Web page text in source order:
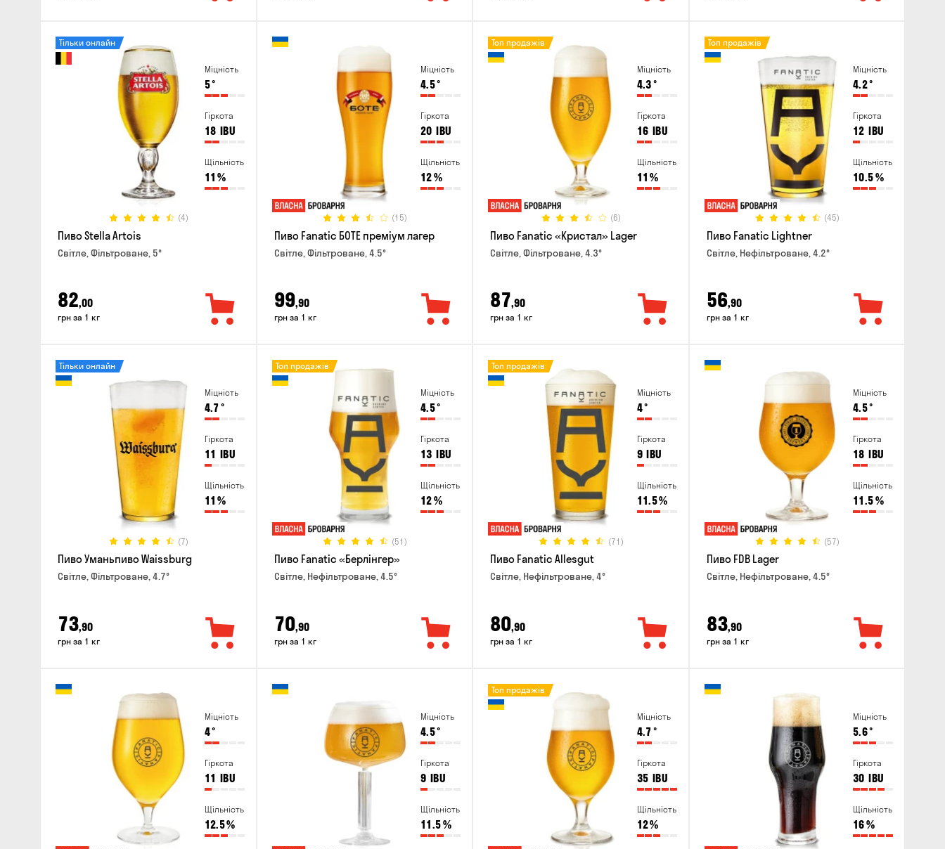
Міцність
5°
Гіркота
18 IBU
Щільність
11 %
(4)
Тільки онлайн
Пиво Stella Artois
Світле, Фільтроване, 5°
82,00
грн за 1 кг
Міцність
4.5°
Гіркота
20 IBU
Щільність
12%
(15)
Пиво Fanatic БОТЕ преміум лагер
Світле, Фільтроване, 4.5°
99,90
грн за 1 кг
Міцність
4.3°
Гіркота
16 IBU
Щільність
11 %
(6)
Топ продажів
Пиво Fanatic «Кристал» Lager
Світле, Фільтроване, 4.3°
87,90
грн за 1 кг
Міцність
4.2°
Гіркота
12 IBU
Щільність
10.5%
(45)
Топ продажів
Пиво Fanatic Lightner
Світле, Нефільтроване, 4.2°
56,90
грн за 1 кг
Міцність
4.7°
Гіркота
11 IBU
Щільність
11 %
(7)
Тільки онлайн
Пиво Уманьпиво Waissburg
Світле, Фільтроване, 4.7°
73,90
грн за 1 кг
Міцність
4.5°
Гіркота
13 IBU
Щільність
12%
(51)
Топ продажів
Пиво Fanatic «Берлінгер»
Світле, Нефільтроване, 4.5°
70,90
грн за 1 кг
Міцність
4°
Гіркота
9 IBU
Щільність
11.5%
(71)
Топ продажів
Пиво Fanatic Allesgut
Світле, Нефільтроване, 4°
80,90
грн за 1 кг
Міцність
4.5°
Гіркота
18 IBU
Щільність
11.5%
(57)
Пиво FDB Lager
Світле, Нефільтроване, 4.5°
83,90
грн за 1 кг
Міцність
4°
Гіркота
11 IBU
Щільність
12.5%
Міцність
4.5°
Гіркота
9 IBU
Щільність
11.5%
Міцність
4.7°
Гіркота
35 IBU
Щільність
12%
Топ продажів
Міцність
5.6°
Гіркота
30 IBU
Щільність
16%